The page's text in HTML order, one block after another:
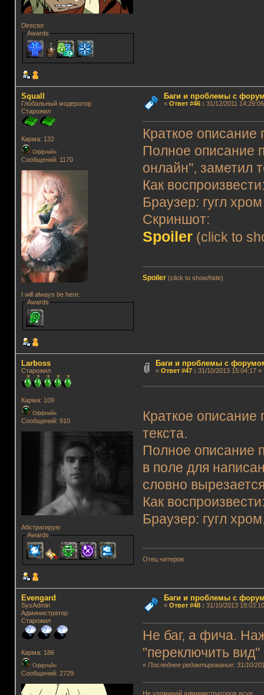
Director
Awards
Squall
Глобальный модератор
Старожил
Карма: 132
Оффлайн
Сообщений: 1170
I will always be here.
Awards
Баги и проблемы с
« Ответ #46: 31/12/2011
Краткое
Полное описание
онлайн", заметил
Как
Браузер: гугл
Скриншот:
Spoiler (click to
Spoiler (click to show/hide)
Lаrboss
Старожил
Карма: 109
Оффлайн
Сообщений: 910
Абстрагирую
Awards
Баги и проблемы с
« Ответ #47: 31/10/2013 15:04:17 »
Краткое
текста.
Полное описание
в поле для
словно
Как
Браузер: гугл
Отец читеров
Evengard
SysAdmin
Администратор
Старожил
Карма: 186
Оффлайн
Сообщений: 2729
Баги и проблемы с
« Ответ #48: 31/10/2013
Не баг, а фича.
"переключить вид"
«Последнее редактирование: 31/10/
Не упоминай администраторов всуе...